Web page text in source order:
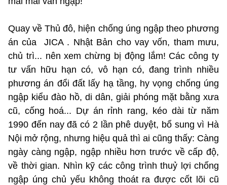
Quay về Thủ đô, hiện chống úng ngập theo phương
án của JICA . Nhật Bản cho vay vốn, tham mưu,
chủ trì... nên xem chừng bị động lắm! Các công ty
tư vấn hữu hạn có, vô hạn có, đang trình nhiều
phương án đổi đất lấy hạ tầng, hy vọng chống úng
ngập kiểu đào hồ, di dân, giải phóng mặt bằng xưa
cũ, cống hoá... Dự án rỉnh rang, kéo dài từ năm
1990 đến nay đã có 2 lần phê duyệt, bổ sung vì Hà
Nội mở rộng, nhưng hiệu quả thì ai cũng thấy: Càng
ngày càng ngập, ngập nhiều hơn trước về cấp độ,
về thời gian. Nhìn kỹ các công trình thuỷ lợi chống
ngập úng chủ yếu không thoát ra được cốt lõi cũ